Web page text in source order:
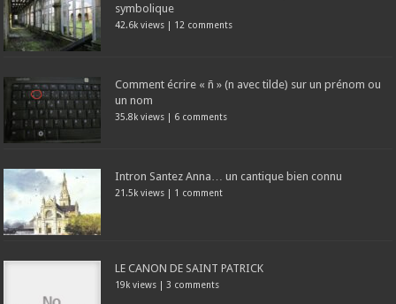
symbolique
42.6k views | 12 comments
Comment écrire « ñ » (n avec tilde) sur un prénom ou
un nom
35.8k views | 6 comments
Intron Santez Anna… un cantique bien connu
21.5k views | 1 comment
LE CANON DE SAINT PATRICK
19k views | 3 comments